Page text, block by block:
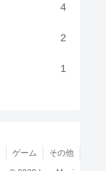
4
2
1
ゲーム その他